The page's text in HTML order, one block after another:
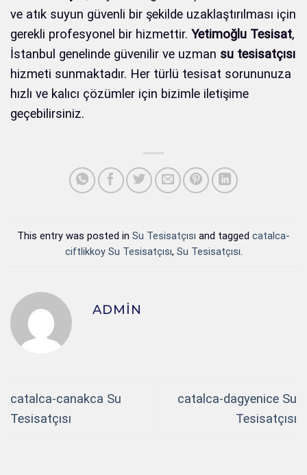
ve atık suyun güvenli bir şekilde uzaklaştırılması için
gerekli profesyonel bir hizmettir. Yetimoğlu Tesisat,
İstanbul genelinde güvenilir ve uzman su tesisatçısı
hizmeti sunmaktadır. Her türlü tesisat sorununuza
hızlı ve kalıcı çözümler için bizimle iletişime
geçebilirsiniz.
This entry was posted in Su Tesisatçısı and tagged catalca-
ciftlikkoy Su Tesisatçısı, Su Tesisatçısı.
ADMIN
catalca-canakca Su
Tesisatçısı
catalca-dagyenice Su
Tesisatçısı